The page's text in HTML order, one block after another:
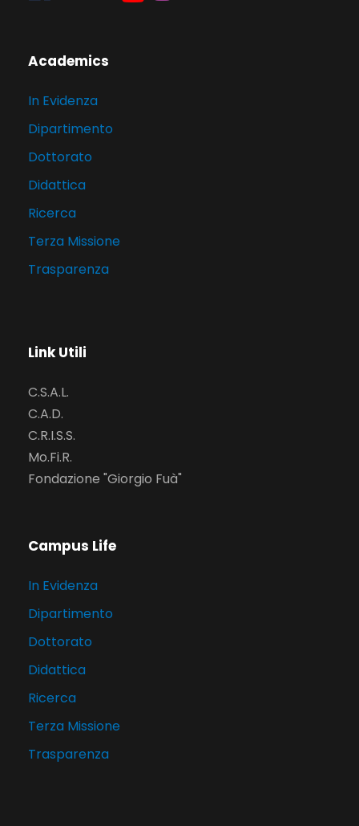
Academics
In Evidenza
Dipartimento
Dottorato
Didattica
Ricerca
Terza Missione
Trasparenza
Link Utili
C.S.A.L.
C.A.D.
C.R.I.S.S.
Mo.Fi.R.
Fondazione "Giorgio Fuà"
Campus Life
In Evidenza
Dipartimento
Dottorato
Didattica
Ricerca
Terza Missione
Trasparenza